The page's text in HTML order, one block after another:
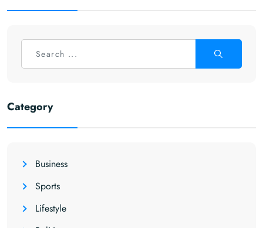
Category
Business
Sports
Lifestyle